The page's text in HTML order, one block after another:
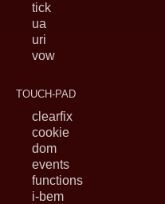
tick
ua
uri
vow
TOUCH-PAD
clearfix
cookie
dom
events
functions
i-bem